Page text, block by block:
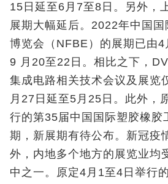
15日延至6月7至8日。另外，
展期大幅延后。2022年中国
博览会（NFBE）的展期已由
9 月20至22日。相比之下，
集成电路相关技术会议及展览
月27日延至5月25日。此外，
行的第35届中国国际塑胶橡胶
期，新展期有待公布。新冠疫
外，内地多个地方的展览业均
中之一。原定4月1至4日举行